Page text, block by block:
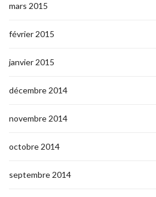
mars 2015
février 2015
janvier 2015
décembre 2014
novembre 2014
octobre 2014
septembre 2014